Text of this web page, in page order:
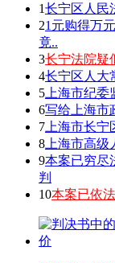
1长宁区人民
21元购得万
竟..
3长宁法院疑
4长宁区人大
5 上海市纪
6写给上海市
7 上海市长
8 上海市高
9本案已穷尽
判
10本案已依